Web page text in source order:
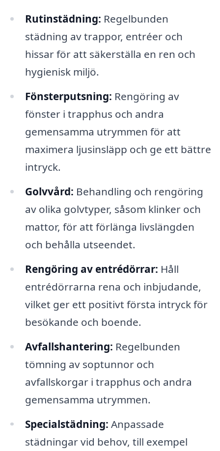
Rutinstädning: Regelbunden
städning av trappor, entréer och
hissar för att säkerställa en ren och
hygienisk miljö.
Fönsterputsning: Rengöring av
fönster i trapphus och andra
gemensamma utrymmen för att
maximera ljusinsläpp och ge ett bättre
intryck.
Golvvård: Behandling och rengöring
av olika golvtyper, såsom klinker och
mattor, för att förlänga livslängden
och behålla utseendet.
Rengöring av entrédörrar: Håll
entrédörrarna rena och inbjudande,
vilket ger ett positivt första intryck för
besökande och boende.
Avfallshantering: Regelbunden
tömning av soptunnor och
avfallskorgar i trapphus och andra
gemensamma utrymmen.
Specialstädning: Anpassade
städningar vid behov, till exempel